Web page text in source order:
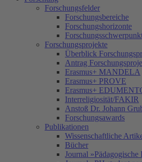
Forschungsfelder
Forschungsbereiche
Forschungshorizonte
Forschungsprojekte
Überblick
Antrag
Erasmus+ MANDELA
Erasmus+ PROVE
Erasmus+
Interreligiosität/FAKIR
Anstoß Dr. Johann
Forschungsawards
Publikationen
Wissenschaftliche
Bücher
Journal »Pädagogische